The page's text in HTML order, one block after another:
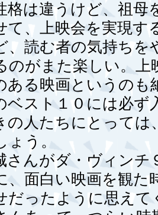
格は違うけど、祖母
て、上映会を実現す
、読む者の気持ち
のがまた楽しい。上
ある映画というのも
ベスト１０には必ず
の人たちにとっては
ょう。
んがダ・ヴィンチ
、面白い映画を観
だったように思え